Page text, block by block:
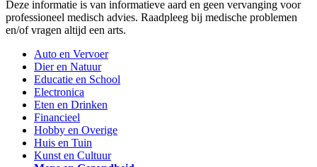
Deze informatie is van informatieve aard en geen vervanging voor
professioneel medisch advies. Raadpleeg bij medische problemen
en/of vragen altijd een arts.
Auto en Vervoer
Dier en Natuur
Educatie en School
Electronica
Eten en Drinken
Financieel
Hobby en Overige
Huis en Tuin
Kunst en Cultuur